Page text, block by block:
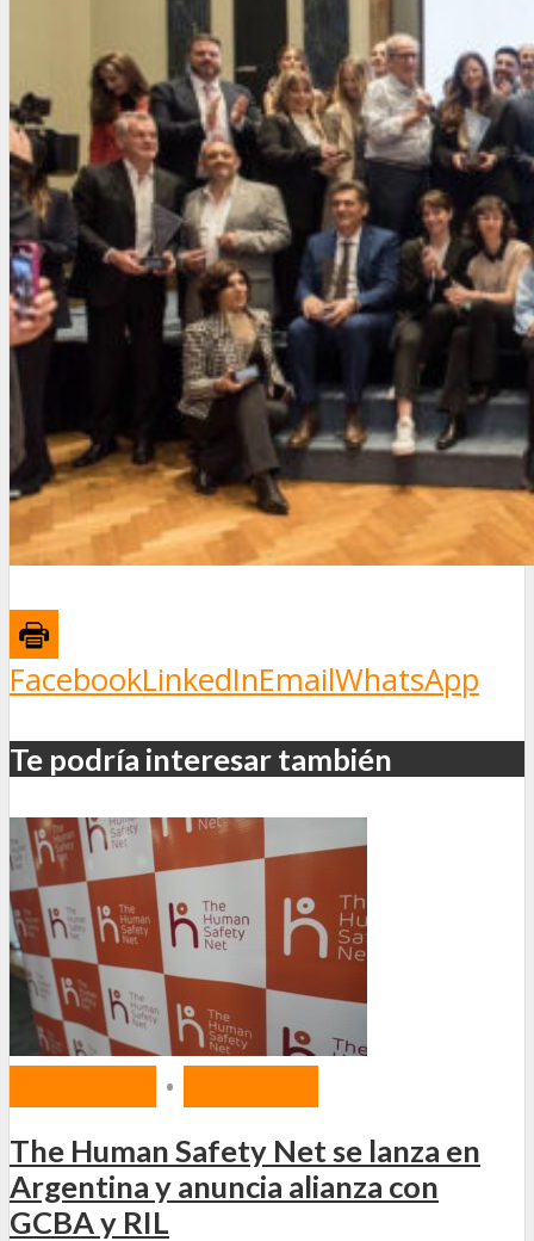
FacebookLinkedInEmailWhatsApp
Te podría interesar también
•
The Human Safety Net se lanza en
Argentina y anuncia alianza con
GCBA y RIL